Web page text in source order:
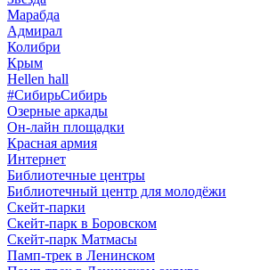
Марабда
Адмирал
Колибри
Крым
Hellen hall
#СибирьСибирь
Озерные аркады
Он-лайн площадки
Красная армия
Интернет
Библиотечные центры
Библиотечный центр для молодёжи
Скейт-парки
Скейт-парк в Боровском
Скейт-парк Матмасы
Памп-трек в Ленинском